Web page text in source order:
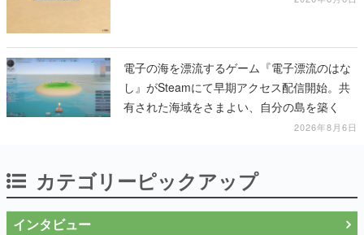
電子の海を漂流するゲーム『電子漂流のはな
し』がSteamにて早期アクセス配信開始。共
有された海域をさまよい、自分の島を築く
2026年8月6日
カテゴリーピックアップ
インタビュー